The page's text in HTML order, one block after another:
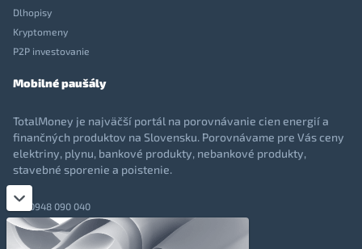
Dlhopisy
Kryptomeny
P2P investovanie
Mobilné paušály
TotalMoney je najväčší portál na porovnávanie cien energií a
finančných produktov na Slovensku. Porovnávame pre Vás ceny
elektriny, plynu, bankové produkty, nebankové produkty,
stavebné sporenie a poistenie.
0948 090 040
+421 948 090 051